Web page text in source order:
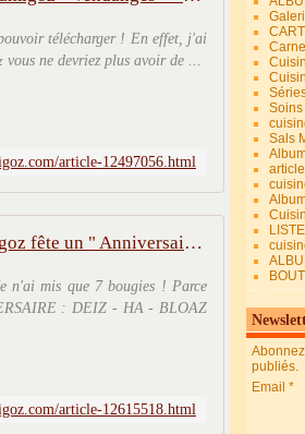
télécharger ! En effet, j'ai
ne devriez plus avoir de ...
article-12497056.html
Mamigoz fête un " Anniversaire " - Chez Mamigoz
n'ai mis que 7 bougies ! Parce
: DEIZ - HA - BLOAZ
article-12615518.html
Sals
article
publiés.
Email